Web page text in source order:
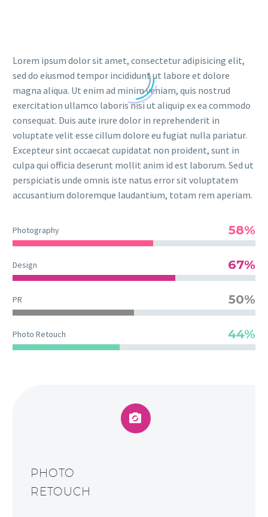
Lorem ipsum dolor sit amet, consectetur adipisicing elit,
sed do eiusmod tempor incididunt ut labore et dolore
magna aliqua. Ut enim ad minim veniam, quis nostrud
exercitation ullamco laboris nisi ut aliquip ex ea commodo
consequat. Duis aute irure dolor in reprehenderit in
voluptate velit esse cillum dolore eu fugiat nulla pariatur.
Excepteur sint occaecat cupidatat non proident, sunt in
culpa qui officia deserunt mollit anim id est laborum. Sed ut
perspiciatis unde omnis iste natus error sit voluptatem
accusantium doloremque laudantium, totam rem aperiam.
Photography 58%
Design 67%
PR 50%
Photo Retouch 44%


PHOTO
RETOUCH